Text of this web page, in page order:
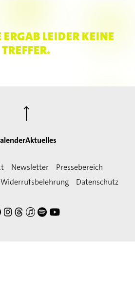
ERGAB LEIDER KEINE
TREFFER.
Aktuelles
⟶
Newsletter
Pressebereich
Widerrufsbelehrung Datenschutz